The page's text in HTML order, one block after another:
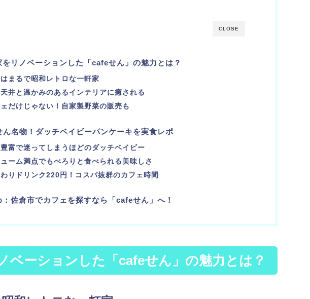
CLOSE
をリノベーションした「cafeせん」の魅力とは？
まるで昭和レトロな一軒家
井と温かみのあるインテリアに癒される
だけじゃない！自家製野菜の販売も
名物！ダッチベイビーパンケーキを実食レポ
富で迷ってしまうほどのダッチベイビー
ーム満点でもぺろりと食べられる美味しさ
りドリンク220円！コスパ抜群のカフェ時間
：佐倉市でカフェを探すなら「cafeせん」へ！
ベーションした「cafeせん」の魅力とは？